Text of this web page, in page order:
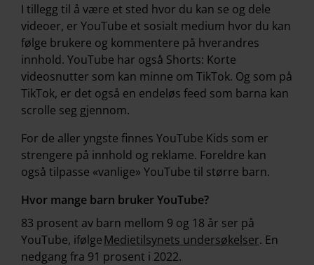
I tillegg til å være et sted hvor du kan se og dele
videoer, er YouTube et sosialt medium hvor du kan
følge brukere og kommentere på hverandres
innhold. YouTube har også Shorts: Korte
videosnutter som kan minne om TikTok. Og som på
TikTok, er det også en endeløs feed som barna kan
scrolle seg gjennom.
For de aller yngste finnes YouTube Kids som er
strengere på innhold og reklame. Foreldre kan
også tilpasse «vanlige» YouTube til større barn.
Hvor mange barn bruker YouTube?
83 prosent av barn mellom 9 og 18 år ser på
YouTube, ifølgeMedietilsynets undersøkelser. En
nedgang fra 91 prosent i 2022.